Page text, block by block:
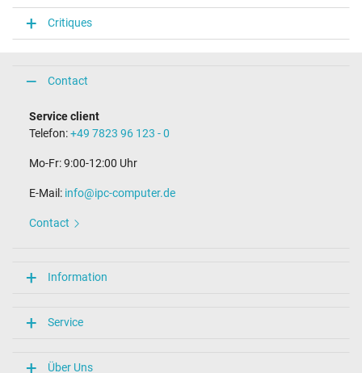
Critiques
Contact
Service client
Telefon:+49 7823 96 123 - 0
Mo-Fr: 9:00-12:00 Uhr
E-Mail: info@ipc-computer.de
Contact
Information
Service
Über Uns